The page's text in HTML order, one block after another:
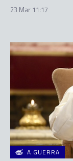
23 Mar 11:17
A GUERRA